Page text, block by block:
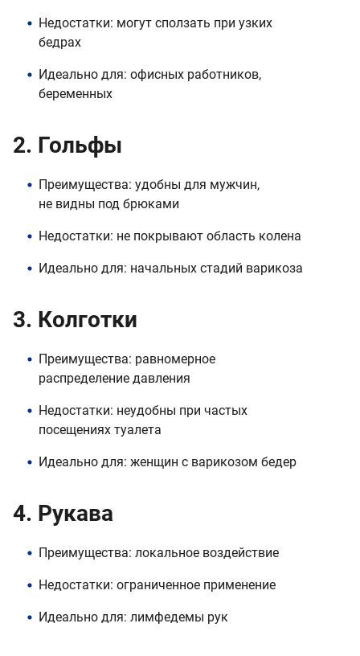
Недостатки: могут сползать при узких
бедрах
Идеально для: офисных работников,
беременных
2. Гольфы
Преимущества: удобны для мужчин,
не видны под брюками
Недостатки: не покрывают область колена
Идеально для: начальных стадий варикоза
3. Колготки
Преимущества: равномерное
распределение давления
Недостатки: неудобны при частых
посещениях туалета
Идеально для: женщин с варикозом бедер
4. Рукава
Преимущества: локальное воздействие
Недостатки: ограниченное применение
Идеально для: лимфедемы рук